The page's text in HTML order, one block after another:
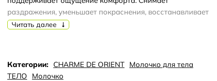
раздражения, уменьшает покраснения, восстанавливает
повреждения, устраняет сухость и шелушение. Высокая
типов кожи, не оставляет ощущения липкости. После
Читать далее
Категории: CHARME DE ORIENT Молочко для тела
ТЕЛО
Молочко